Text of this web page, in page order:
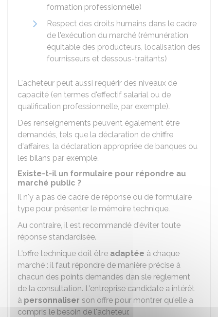
formation professionnelle)
Respect des droits humains dans le cadre
de l'exécution du marché (rémunération
équitable des producteurs, localisation des
fournisseurs et dessous-traitants)
L'acheteur peut aussi requérir des niveaux de
capacité (en termes d'effectif salarial ou de
qualification professionnelle, par exemple).
Des renseignements peuvent également être
demandés, tels que la déclaration de chiffre
d'affaires, la déclaration appropriée de banques ou
les bilans par exemple.
Existe-t-il un formulaire pour répondre au
marché public ?
Il n'y a pas de cadre de réponse ou de formulaire
type pour présenter le mémoire technique.
Au contraire, il est recommandé d'éviter toute
réponse standardisée.
L'offre technique doit être adaptée à chaque
marché : il faut répondre de manière précise à
chacun des points demandés dan sle règlement
de la consultation. L'entreprise candidate a intérêt
à personnaliser son offre pour montrer qu'elle a
compris le besoin de l'acheteur.